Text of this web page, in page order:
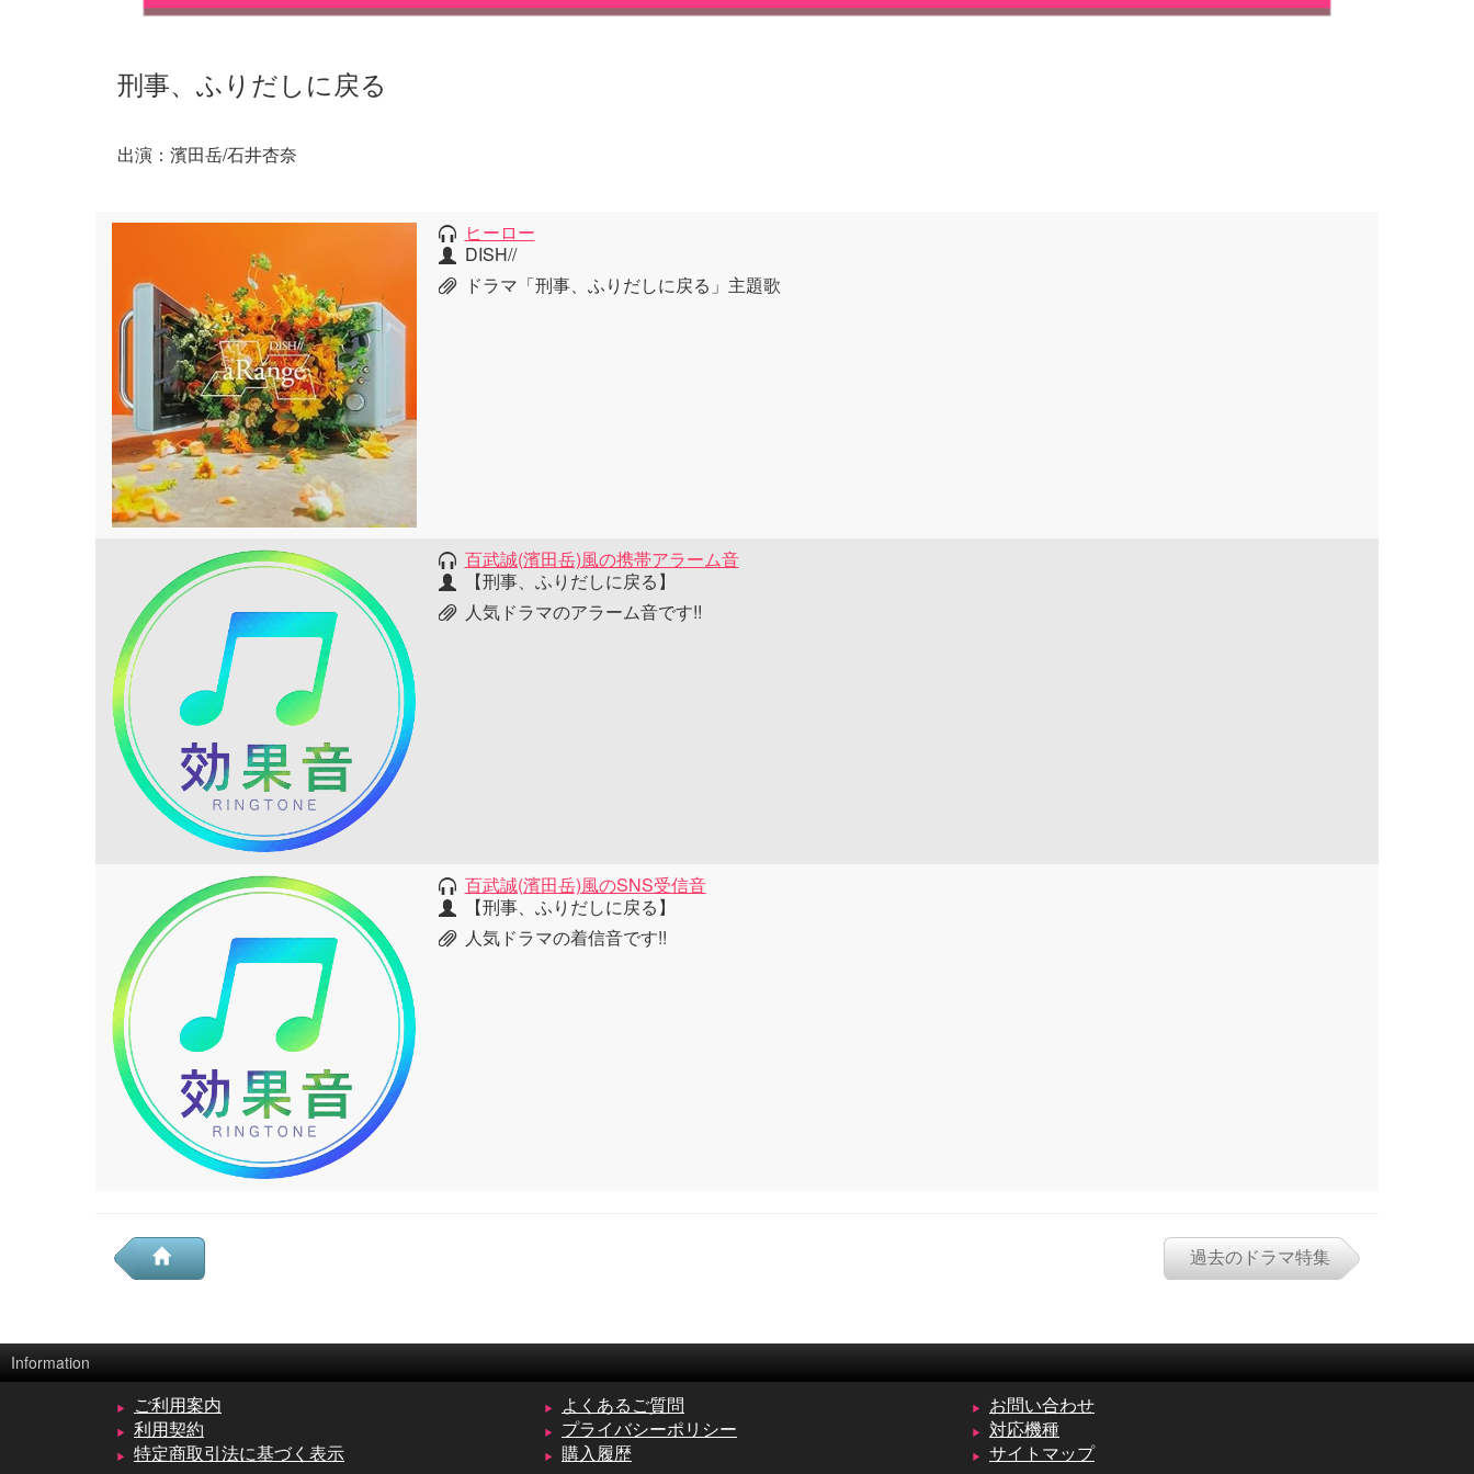
刑事、ふりだしに戻る
出演：濱田岳/石井杏奈
ヒーロー
DISH//
ドラマ「刑事、ふりだしに戻る」主題歌
百武誠(濱田岳)風の携帯アラーム音
【刑事、ふりだしに戻る】
人気ドラマのアラーム音です!!
百武誠(濱田岳)風のSNS受信音
【刑事、ふりだしに戻る】
人気ドラマの着信音です!!
過去のドラマ特集
Information
ご利用案内 よくあるご質問
お問い合わせ
利用契約
プライバシーポリシー
対応機種
特定商取引法に基づく表示
購入履歴 サイトマップ